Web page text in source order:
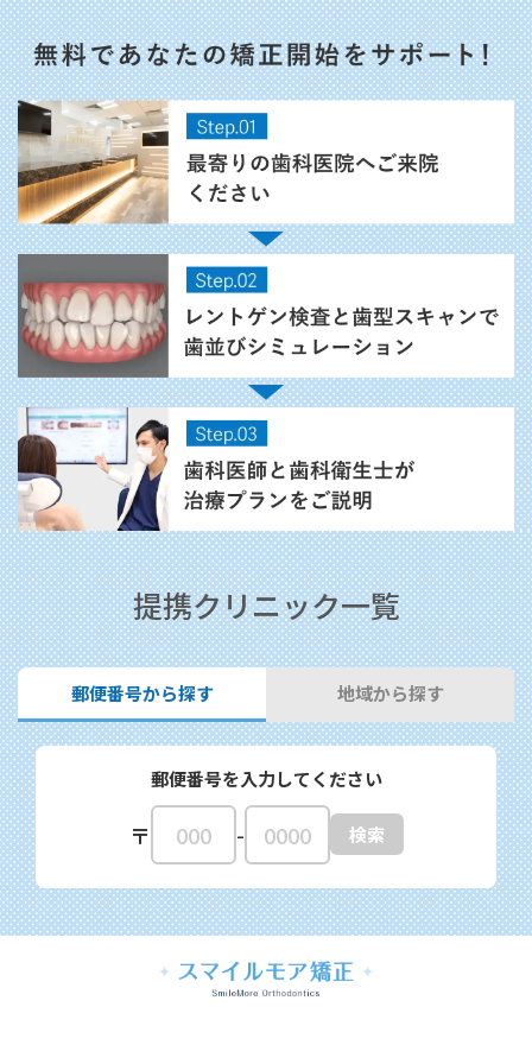
提携クリニック一覧
郵便番号から探す 地域から探す
郵便番号を入力してください
〒 - 検索